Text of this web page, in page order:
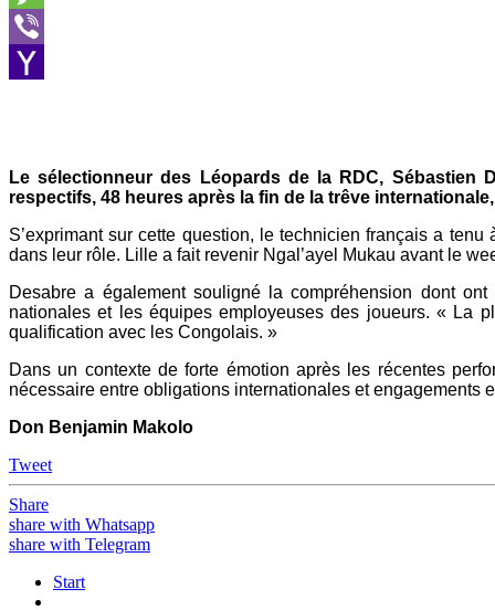
Message
Viber
Le sélectionneur des Léopards de la RDC,
respectifs, 48 heures après la fin de la trêve
S’exprimant sur cette question, le technicien français a
dans leur rôle. Lille a fait revenir Ngal’ayel Mukau avant le
Desabre a également souligné la compréhension dont
nationales et les équipes employeuses des joueurs. « La
qualification avec les Congolais. »
Dans un contexte de forte émotion après les récentes
nécessaire entre obligations internationales et engagements
Don Benjamin Makolo
Tweet
Share
share with Whatsapp
share with Telegram
Start